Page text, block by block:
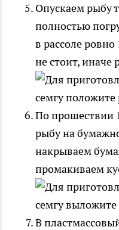
Опускаем рыбу
полностью
в рассоле
не стоит, иначе
По прошествии
рыбу на
накрываем
промакиваем
В